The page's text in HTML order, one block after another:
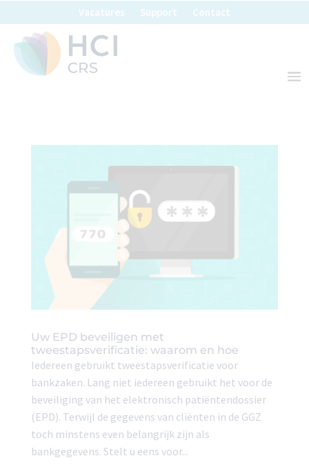
Vacatures Support Contact
Uw EPD beveiligen met
tweestapsverificatie: waarom en hoe
Iedereen gebruikt tweestapsverificatie voor
bankzaken. Lang niet iedereen gebruikt het voor de
beveiliging van het elektronisch patiëntendossier
(EPD). Terwijl de gegevens van cliënten in de GGZ
toch minstens even belangrijk zijn als
bankgegevens. Stelt u eens voor...